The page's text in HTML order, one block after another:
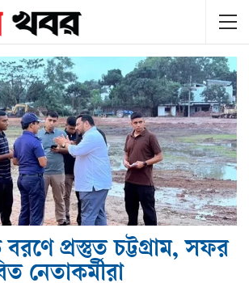
বরণে প্রস্তুত চট্টগ্রাম, সফর
নেতাকর্মীরা